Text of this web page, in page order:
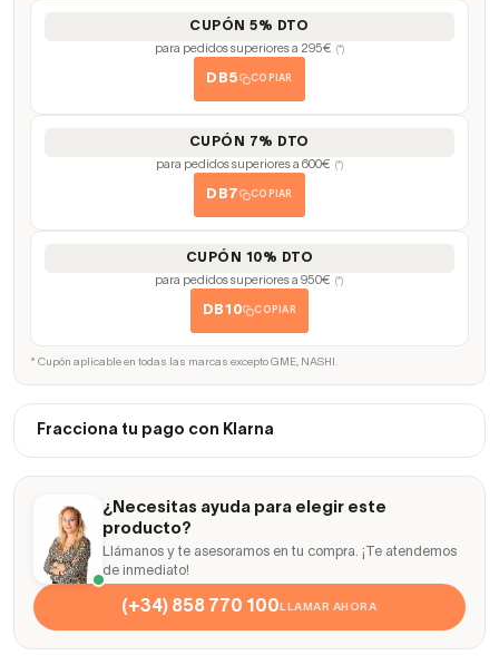
CUPÓN 5% DTO
para pedidos superiores a 295€ (*)
DB5 COPIAR
CUPÓN 7% DTO
para pedidos superiores a 600€ (*)
DB7 COPIAR
CUPÓN 10% DTO
para pedidos superiores a 950€ (*)
DB10 COPIAR
* Cupón aplicable en todas las marcas excepto GME, NASHI.
Fracciona tu pago con Klarna
¿Necesitas ayuda para elegir este
producto?
Llámanos y te asesoramos en tu compra. ¡Te atendemos
de inmediato!
(+34) 858 770 100LLAMAR AHORA